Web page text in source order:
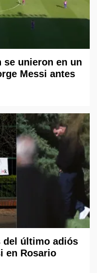
se unieron en un
Messi antes
del último adiós
en Rosario